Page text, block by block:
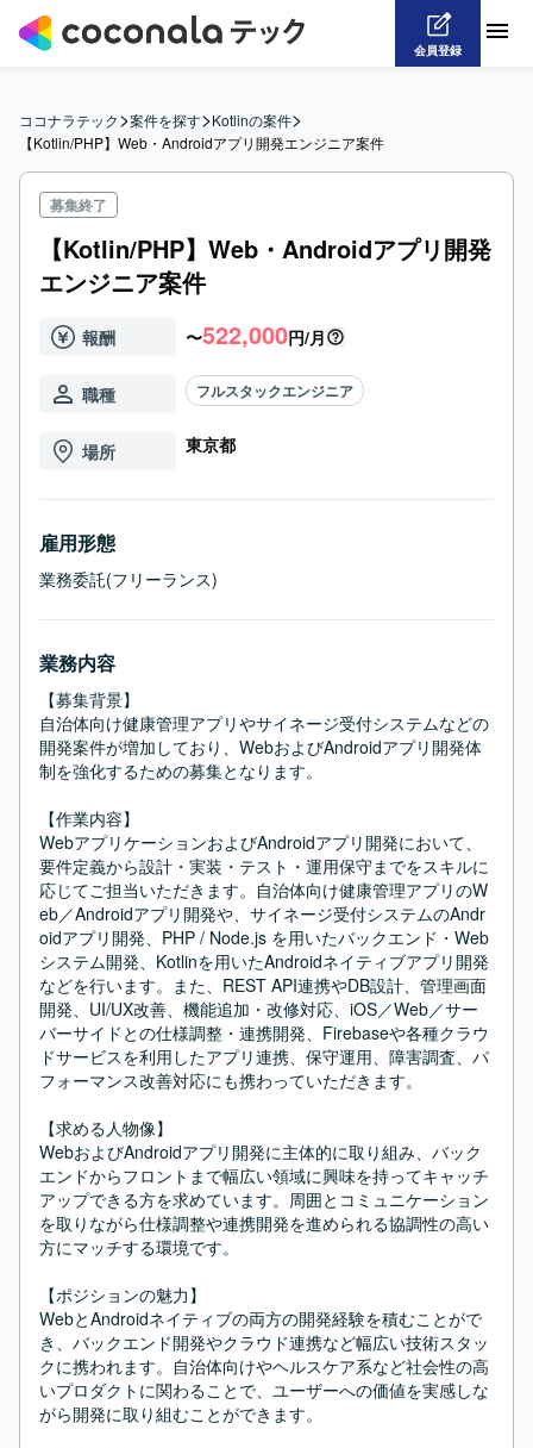
会員登録
ココナラテック>案件を探す>Kotlinの案件>
【Kotlin/PHP】Web・Androidアプリ開発エンジニア案件
募集終了
【Kotlin/PHP】Web・Androidアプリ開発
エンジニア案件
報酬 〜522,000円/月
職種 フルスタックエンジニア
場所 東京都
雇用形態
業務委託(フリーランス)
業務内容
【募集背景】
自治体向け健康管理アプリやサイネージ受付システムなどの
開発案件が増加しており、WebおよびAndroidアプリ開発体
制を強化するための募集となります。
【作業内容】
WebアプリケーションおよびAndroidアプリ開発において、
要件定義から設計・実装・テスト・運用保守までをスキルに
応じてご担当いただきます。自治体向け健康管理アプリのW
eb／Androidアプリ開発や、サイネージ受付システムのAndr
oidアプリ開発、PHP / Node.js を用いたバックエンド・Web
システム開発、Kotlinを用いたAndroidネイティブアプリ開発
などを行います。また、REST API連携やDB設計、管理画面
開発、UI/UX改善、機能追加・改修対応、iOS／Web／サー
バーサイドとの仕様調整・連携開発、Firebaseや各種クラウ
ドサービスを利用したアプリ連携、保守運用、障害調査、パ
フォーマンス改善対応にも携わっていただきます。
【求める人物像】
WebおよびAndroidアプリ開発に主体的に取り組み、バック
エンドからフロントまで幅広い領域に興味を持ってキャッチ
アップできる方を求めています。周囲とコミュニケーション
を取りながら仕様調整や連携開発を進められる協調性の高い
方にマッチする環境です。
【ポジションの魅力】
WebとAndroidネイティブの両方の開発経験を積むことがで
き、バックエンド開発やクラウド連携など幅広い技術スタッ
クに携われます。自治体向けやヘルスケア系など社会性の高
いプロダクトに関わることで、ユーザーへの価値を実感しな
がら開発に取り組むことができます。